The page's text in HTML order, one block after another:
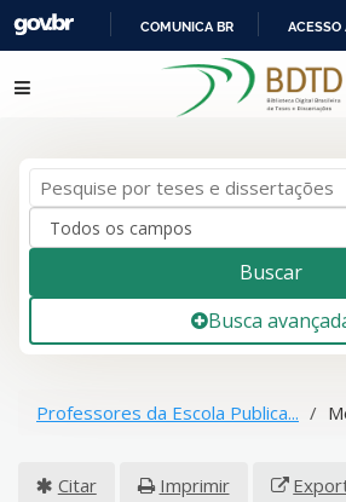
IR
PARA
COMUNICA BR ACESSO
Pular para o conteúdo
Buscar
Busca
Professores da Escola Publica...
Citar Imprimir